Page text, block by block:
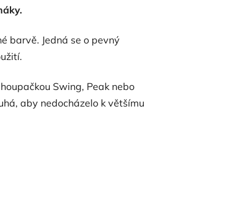
barvě. Jedná se o pevný
Swing, Peak nebo
aby nedocházelo k většímu